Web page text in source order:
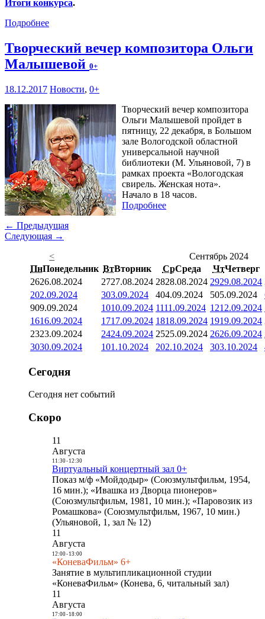
Итоги конкурса.
Подробнее
Творческий вечер композитора Ольги
Малышевой 0+
18.12.2017 Новости, 0+
Творческий вечер композитора
Ольги Малышевой пройдет в
пятницу, 22 декабря, в Большом
зале Вологодской областной
универсальной научной
библиотеки (М. Ульяновой, 7) в
рамках проекта «Вологодская
свирель. Женская нота».
Начало в 18 часов.
Подробнее
← Предыдущая
Следующая →
<
Сентябрь 2024
ПнПонедельник ВтВторник СрСреда ЧтЧетверг
2626.08.2024 2727.08.2024 2828.08.2024 2929.08.2024
202.09.2024 303.09.2024 404.09.2024 505.09.2024
909.09.2024 1010.09.2024 1111.09.2024 1212.09.2024
1616.09.2024 1717.09.2024 1818.09.2024 1919.09.2024
2323.09.2024 2424.09.2024 2525.09.2024 2626.09.2024
3030.09.2024 101.10.2024 202.10.2024 303.10.2024
Сегодня
Сегодня нет событий
Скоро
11
Августа
11:30- 12:30
Виртуальный концертный зал 0+
Показ м/ф «Мойдодыр» (Союзмультфильм, 1954,
16 мин.); «Ивашка из Дворца пионеров»
(Союзмультфильм, 1981, 10 мин.); «Паровозик из
Ромашкова» (Союзмультфильм, 1967, 10 мин.)
(Ульяновой, 1, зал № 12)
11
Августа
12:00- 13:00
«КоневаФильм» 6+
Занятие в мультипликационной студии
«КоневаФильм» (Конева, 6, читальный зал)
11
Августа
17:00- 18:00